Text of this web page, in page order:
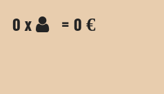
0 x = 0 €